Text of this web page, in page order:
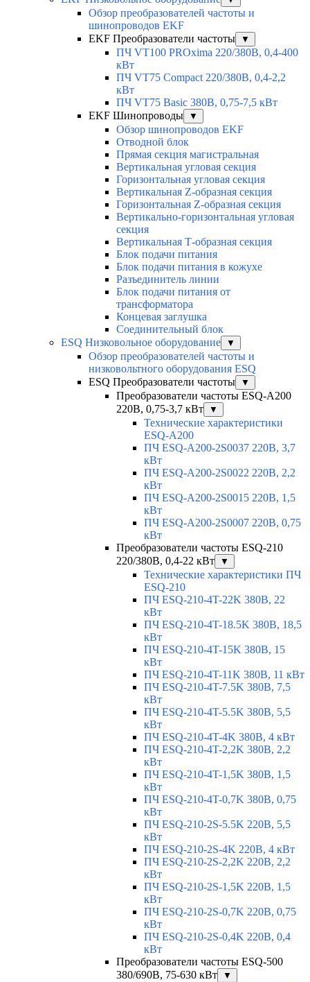
Обзор преобразователей частоты и
шинопроводов EKF
EKF Преобразователи частоты
▼
ПЧ VT100 PROxima 220/380В, 0,4-400
кВт
ПЧ VT75 Compact 220/380В, 0,4-2,2
кВт
ПЧ VT75 Basic 380В, 0,75-7,5 кВт
EKF Шинопроводы
▼
Обзор шинопроводов EKF
Отводной блок
Прямая секция магистральная
Вертикальная угловая секция
Горизонтальная угловая секция
Вертикальная Z-образная секция
Горизонтальная Z-образная секция
Вертикально-горизонтальная угловая
секция
Вертикальная Т-образная секция
Блок подачи питания
Блок подачи питания в кожухе
Разъединитель линии
Блок подачи питания от
трансформатора
Концевая заглушка
Соединительный блок
ESQ Низковольное оборудование
▼
Обзор преобразователей частоты и
низковольтного оборудования ESQ
ESQ Преобразователи частоты
▼
Преобразователи частоты ESQ-A200
220В, 0,75-3,7 кВт
▼
Технические характеристики
ESQ-A200
ПЧ ESQ-A200-2S0037 220В, 3,7
кВт
ПЧ ESQ-A200-2S0022 220В, 2,2
кВт
ПЧ ESQ-A200-2S0015 220В, 1,5
кВт
ПЧ ESQ-A200-2S0007 220В, 0,75
кВт
Преобразователи частоты ESQ-210
220/380В, 0,4-22 кВт
▼
Технические характеристики ПЧ
ESQ-210
ПЧ ESQ-210-4T-22K 380В, 22
кВт
ПЧ ESQ-210-4T-18.5K 380В, 18,5
кВт
ПЧ ESQ-210-4T-15K 380В, 15
кВт
ПЧ ESQ-210-4T-11K 380В, 11 кВт
ПЧ ESQ-210-4T-7.5K 380В, 7,5
кВт
ПЧ ESQ-210-4T-5.5K 380В, 5,5
кВт
ПЧ ESQ-210-4T-4K 380В, 4 кВт
ПЧ ESQ-210-4T-2,2K 380В, 2,2
кВт
ПЧ ESQ-210-4T-1,5K 380В, 1,5
кВт
ПЧ ESQ-210-4T-0,7K 380В, 0,75
кВт
ПЧ ESQ-210-2S-5.5K 220В, 5,5
кВт
ПЧ ESQ-210-2S-4K 220В, 4 кВт
ПЧ ESQ-210-2S-2,2K 220В, 2,2
кВт
ПЧ ESQ-210-2S-1,5K 220В, 1,5
кВт
ПЧ ESQ-210-2S-0,7K 220В, 0,75
кВт
ПЧ ESQ-210-2S-0,4K 220В, 0,4
кВт
Преобразователи частоты ESQ-500
380/690В, 75-630 кВт
▼